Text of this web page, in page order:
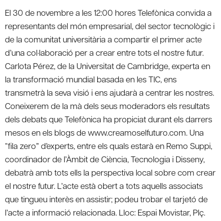
El 30 de novembre a les 12:00 hores Telefònica convida a
representants del món empresarial, del sector tecnològic i
de la comunitat universitària a compartir el primer acte
d’una col·laboració per a crear entre tots el nostre futur.
Carlota Pérez, de la Universitat de Cambridge, experta en
la transformació mundial basada en les TIC, ens
transmetrà la seva visió i ens ajudarà a centrar les nostres.
Coneixerem de la mà dels seus moderadors els resultats
dels debats que Telefònica ha propiciat durant els darrers
mesos en els blogs de www.creamoselfuturo.com. Una
“fila zero” d’experts, entre els quals estarà en Remo Suppi,
coordinador de l’Àmbit de Ciència, Tecnologia i Disseny,
debatrà amb tots ells la perspectiva local sobre com crear
el nostre futur. L’acte està obert a tots aquells associats
que tingueu interès en assistir; podeu trobar el tarjetó de
l’acte a informació relacionada. Lloc: Espai Movistar, Plç.